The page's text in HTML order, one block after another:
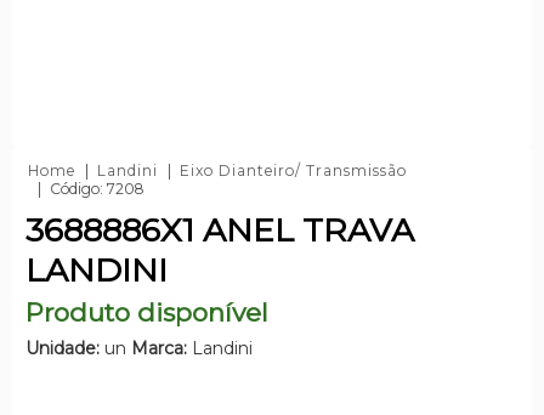
Home Landini
Eixo Dianteiro/ Transmissão
Código: 7208
3688886X1 ANEL TRAVA
LANDINI
Produto disponível
Unidade:un Marca:Landini